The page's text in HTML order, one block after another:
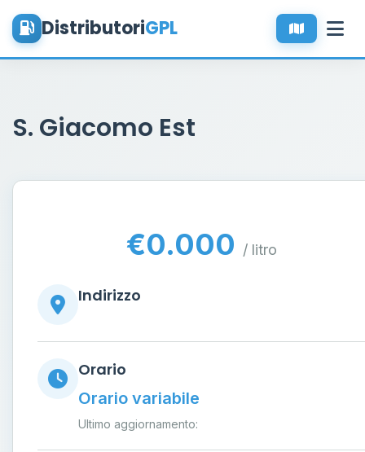
DistributoriGPL
S. Giacomo Est
€0.000 / litro
Indirizzo
Orario
Orario variabile
Ultimo aggiornamento: